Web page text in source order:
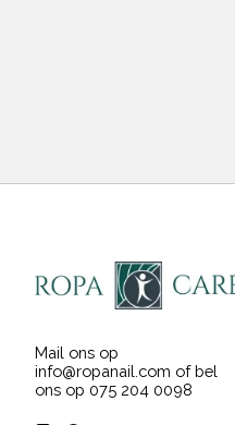
Mail ons op
info@ropanail.com of bel
ons op 075 204 0098